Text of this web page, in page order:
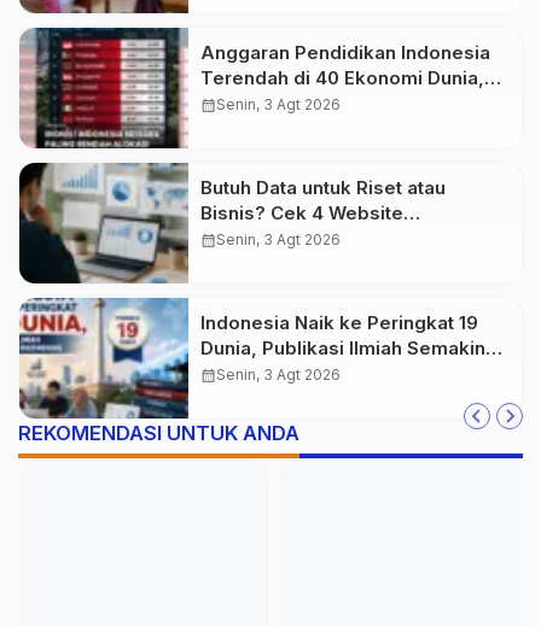
Anggaran Pendidikan Indonesia
Terendah di 40 Ekonomi Dunia,
Tantangan Akses Pendidikan
calendar_monthSenin, 3 Agt 2026
Butuh Data untuk Riset atau
Bisnis? Cek 4 Website
Terpercaya Ini
calendar_monthSenin, 3 Agt 2026
Indonesia Naik ke Peringkat 19
Dunia, Publikasi Ilmiah Semakin
Berkembang
calendar_monthSenin, 3 Agt 2026
REKOMENDASI UNTUK ANDA